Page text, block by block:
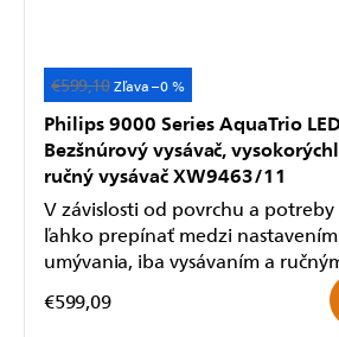
€599,10 –0 %
Philips 9000 Series AquaTrio
Bezšnúrový vysávač,
ručný vysávač XW9463/11
€599,09
V závislosti od povrchu a
ľahko prepínať medzi nastavením
umývania, iba vysávaním a